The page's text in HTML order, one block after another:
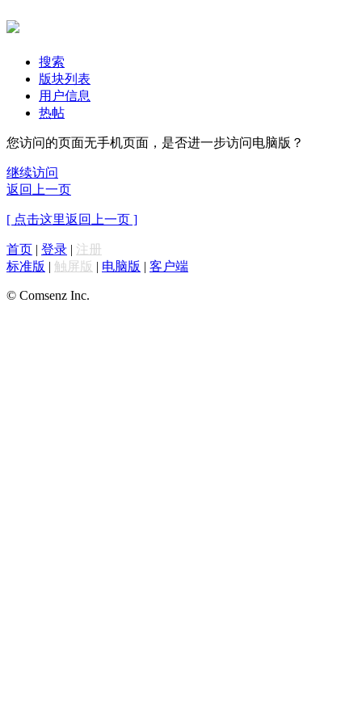
搜索
版块列表
用户信息
热帖
您访问的页面无手机页面，是否进一步访问电脑版？
继续访问
返回上一页
[ 点击这里返回上一页 ]
首页 | 登录 | 注册
标准版 | 触屏版 | 电脑版 | 客户端
© Comsenz Inc.